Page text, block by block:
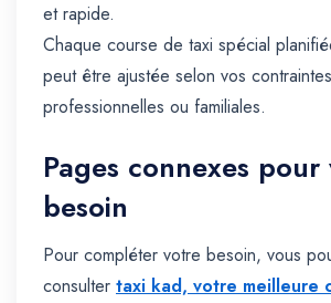
et rapide.
Chaque course de taxi spécial
peut être ajustée selon vos
professionnelles ou familiales.
Pages connexes
besoin
Pour compléter votre besoin, vous
consulter taxi kad, votre meilleure